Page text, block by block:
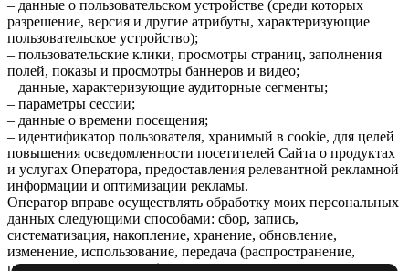
– данные о пользовательском устройстве (среди которых
разрешение, версия и другие атрибуты, характеризующие
пользовательское устройство);
– пользовательские клики, просмотры страниц, заполнения
полей, показы и просмотры баннеров и видео;
– данные, характеризующие аудиторные сегменты;
– параметры сессии;
– данные о времени посещения;
– идентификатор пользователя, хранимый в cookie, для целей
повышения осведомленности посетителей Сайта о продуктах
и услугах Оператора, предоставления релевантной рекламной
информации и оптимизации рекламы.
Оператор вправе осуществлять обработку моих персональных
данных следующими способами: сбор, запись,
систематизация, накопление, хранение, обновление,
изменение, использование, передача (распространение,
предоставление, доступ).